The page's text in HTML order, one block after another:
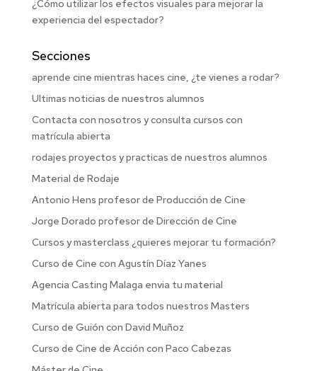
¿Cómo utilizar los efectos visuales para mejorar la
experiencia del espectador?
Secciones
aprende cine mientras haces cine, ¿te vienes a rodar?
Ultimas noticias de nuestros alumnos
Contacta con nosotros y consulta cursos con
matrícula abierta
rodajes proyectos y practicas de nuestros alumnos
Material de Rodaje
Antonio Hens profesor de Producción de Cine
Jorge Dorado profesor de Dirección de Cine
Cursos y masterclass ¿quieres mejorar tu formación?
Curso de Cine con Agustín Díaz Yanes
Agencia Casting Malaga envia tu material
Matrícula abierta para todos nuestros Masters
Curso de Guión con David Muñoz
Curso de Cine de Acción con Paco Cabezas